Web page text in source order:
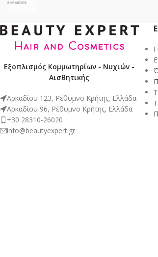
Εξοπλισμός Κομμωτηρίων - Νυχιών -
Αισθητικής
Αρκαδίου 123, Ρέθυμνο Κρήτης, Ελλάδα
Αρκαδίου 96, Ρέθυμνο Κρήτης, Ελλάδα
+30 28310-26020
info@beautyexpert.gr